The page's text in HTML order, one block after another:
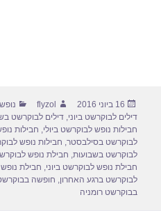
פורסם
בתאריך
16 ביוני 2016 מחבר
flyzol
דילים לבוקרשט ביוני,דילים לבוקרשט
חבילות נופש לבוקרשט ביולי, חבילות
לבוקרשט בסילבסטר, חבילות נופש
לבוקרשט בשבועות, חבילת נופש
חבילת נופש לבוקרשט ביוני, חבילת
לבוקרשט ברגע האחרון, חופשה בבוקרשט
בבוקרשט רומניה